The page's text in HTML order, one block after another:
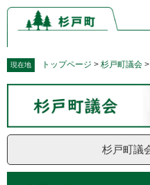
ペ
の
メ
ー
て
本
へ
現在地 トップページ > 杉戸町議会 >
杉戸町議